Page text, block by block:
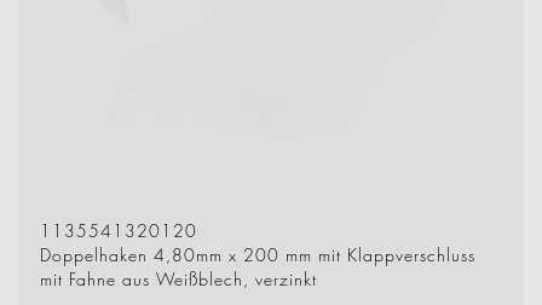
1135541320120
Doppelhaken 4,80mm x 200 mm mit Klappverschluss
mit Fahne aus Weißblech, verzinkt